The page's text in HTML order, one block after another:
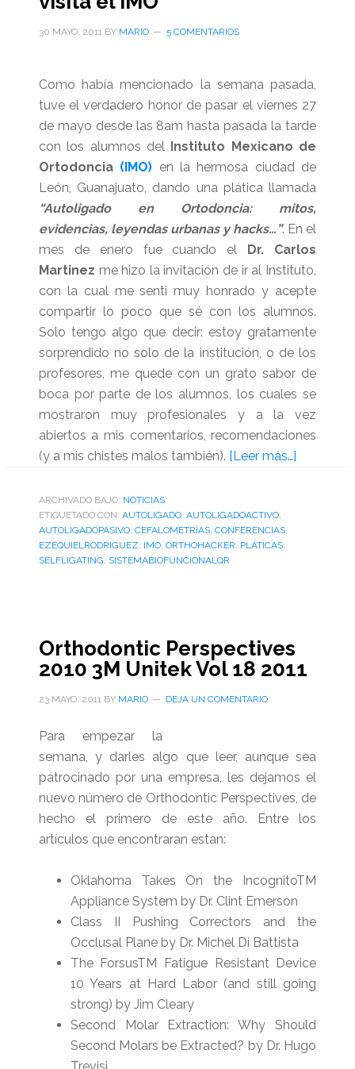
30 MAYO, 2011BY MARIO 5 COMENTARIOS
Como había mencionado la semana pasada,
tuve el verdadero honor de pasar el viernes 27
de mayo desde las 8am hasta pasada la tarde
con los alumnos del Instituto Mexicano de
Ortodoncia (IMO) en la hermosa ciudad de
León, Guanajuato, dando una plática llamada
“Autoligado en Ortodoncia: mitos,
evidencias, leyendas urbanas y hacks…”. En el
mes de enero fue cuando el Dr. Carlos
Martinez me hizo la invitación de ir al Instituto,
con la cual me senti muy honrado y acepte
compartir lo poco que sé con los alumnos.
Solo tengo algo que decir: estoy gratamente
sorprendido no solo de la institución, o de los
profesores, me quede con un grato sabor de
boca por parte de los alumnos, los cuales se
mostraron muy profesionales y a la vez
abiertos a mis comentarios, recomendaciones
(y a mis chistes malos también). [Leer más…]acerca
ARCHIVADO BAJO: NOTICIAS
ETIQUETADO CON: AUTOLIGADO, AUTOLIGADOACTIVO,
AUTOLIGADOPASIVO, CEFALOMETRÌAS, CONFERENCIAS,
EZEQUIELRODRIGUEZ, IMO, ORTHOHACKER, PLÁTICAS,
SELFLIGATING, SISTEMABIOFUNCIONALQR
Orthodontic Perspectives
2010 3M Unitek Vol 18 2011
23 MAYO, 2011BY MARIO DEJA UN COMENTARIO
Para empezar la
semana, y darles algo que leer, aunque sea
patrocinado por una empresa, les dejamos el
nuevo número de Orthodontic Perspectives, de
hecho el primero de este año. Entre los
artículos que encontraran estan:
Oklahoma Takes On the IncognitoTM
Appliance System by Dr. Clint Emerson
Class II Pushing Correctors and the
Occlusal Plane by Dr. Michel Di Battista
The ForsusTM Fatigue Resistant Device
10 Years at Hard Labor (and still going
strong) by Jim Cleary
Second Molar Extraction: Why Should
Second Molars be Extracted? by Dr. Hugo